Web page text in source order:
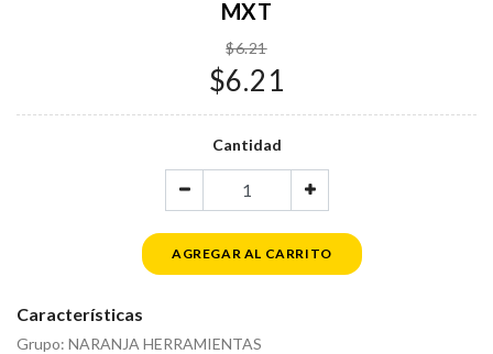
MXT
$6.21
$6.21
Cantidad
AGREGAR AL CARRITO
Características
Grupo: NARANJA HERRAMIENTAS